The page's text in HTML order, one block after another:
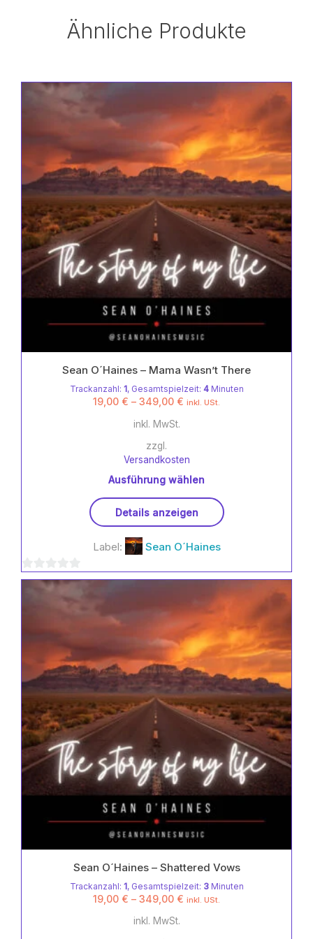
Ähnliche Produkte
Sean O´Haines – Mama Wasn’t There
Trackanzahl: 1, Gesamtspielzeit: 4Minuten
19,00 € – 349,00 € inkl. USt.
inkl. MwSt.
zzgl.
Versandkosten
Ausführung wählen
Produkt
mehrere
auf.
Optionen
können
auf
der
Produktseite
gewählt
werden
Details anzeigen
Label: Sean O´Haines
0
Sean O´Haines – Shattered Vows
Trackanzahl: 1, Gesamtspielzeit: 3Minuten
19,00 € – 349,00 € inkl. USt.
inkl. MwSt.